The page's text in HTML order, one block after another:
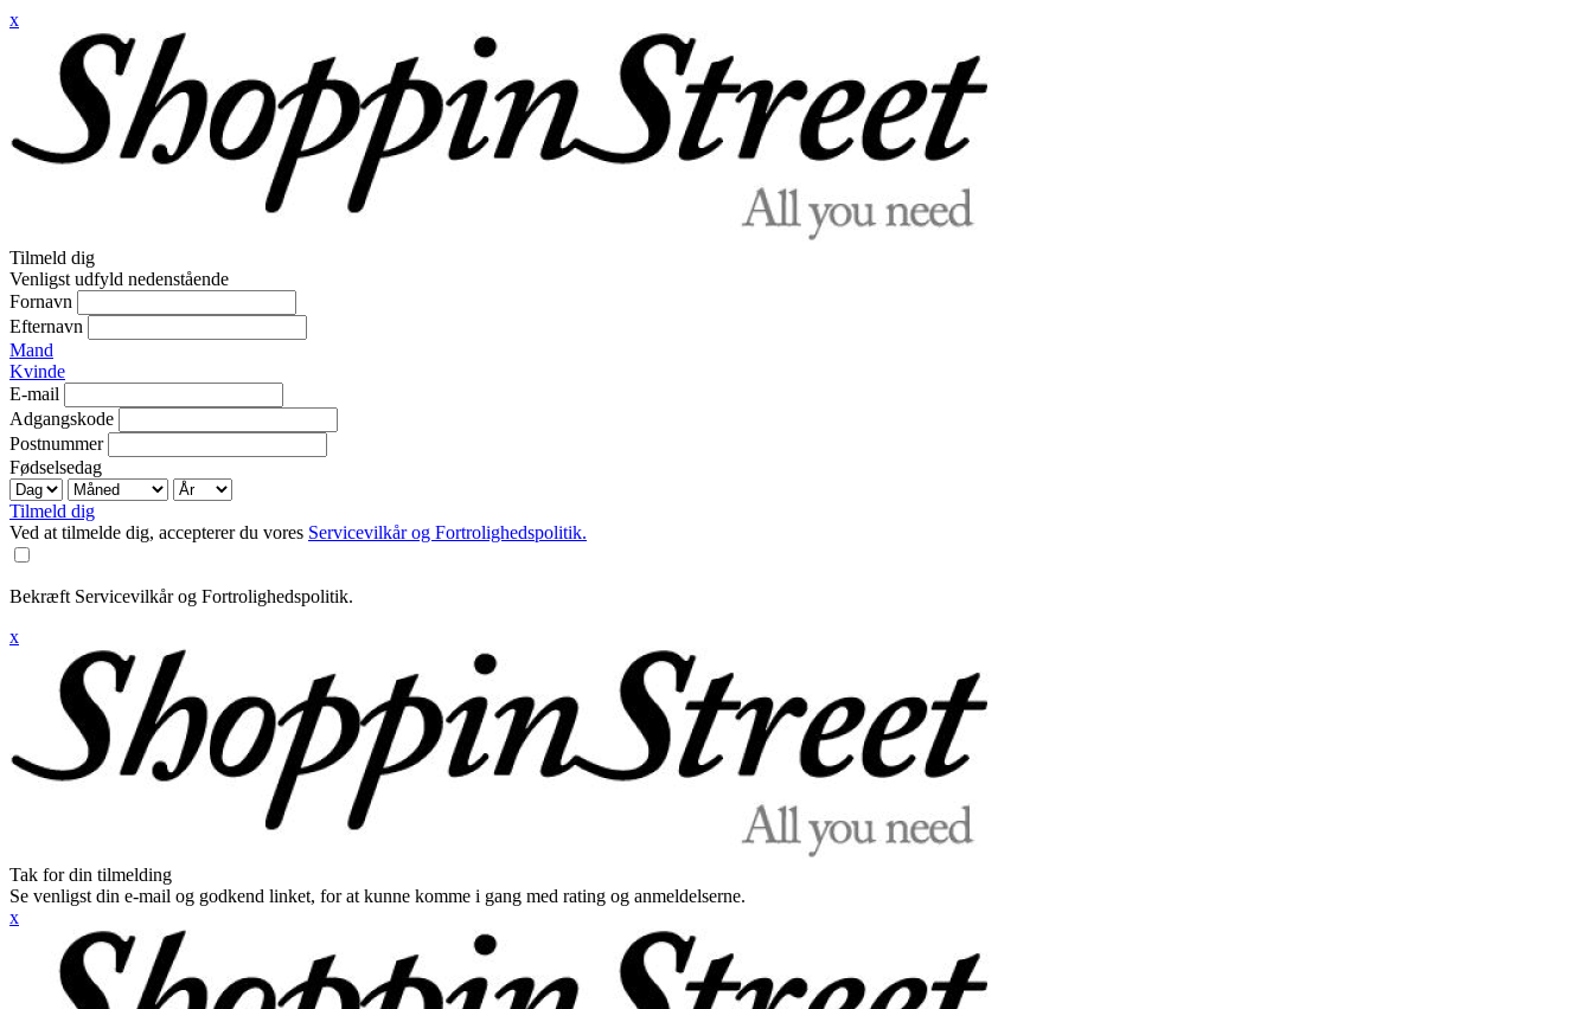
x
Tilmeld dig
Venligst udfyld nedenstående
Fornavn
Efternavn
Mand
Kvinde
E-mail
Adgangskode
Postnummer
Fødselsedag
Tilmeld dig
Ved at tilmelde dig, accepterer du vores Servicevilkår og Fortrolighedspolitik.
Bekræft Servicevilkår og Fortrolighedspolitik.
x
Tak for din tilmelding
Se venligst din e-mail og godkend linket, for at kunne komme i gang med rating og anmeldelserne.
x